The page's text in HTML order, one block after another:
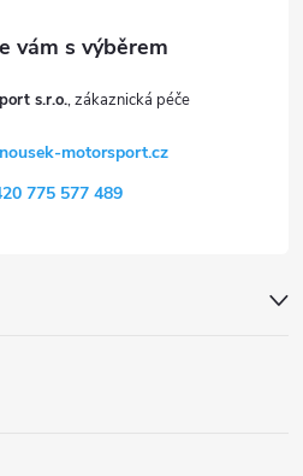
s.r.o.
motorsport.cz
775 577 489